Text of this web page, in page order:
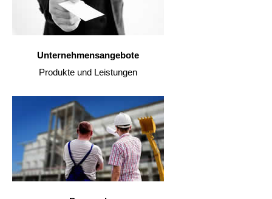
Unternehmensangebote
Produkte und Leistungen